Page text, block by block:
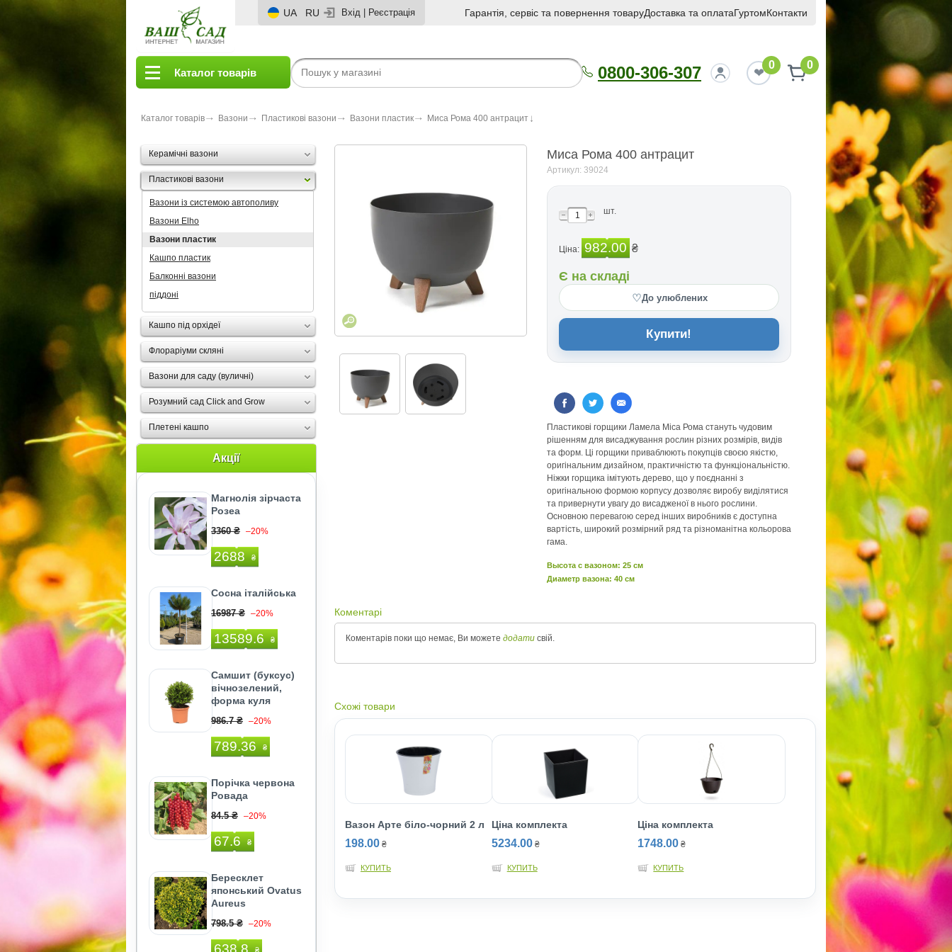
UA RU Вхід Реєстрація Гарантія, сервіс та повернення товаруДоставка та оплатаГуртомКонтакти
Каталог товарів 0800-306-307 0 0
Каталог товарів Вазони Пластикові вазони Вазони пластик Миса Рома 400 антрацит
Керамічні вазони
Пластикові вазони
Вазони із системою автополиву
Вазони Elho
Вазони пластик
Кашпо пластик
Балконні вазони
піддоні
Кашпо під орхідеї
Флораріуми скляні
Вазони для саду (вуличні)
Розумний сад Click and Grow
Плетені кашпо
Акції
Магнолія зірчаста
Розеа
3360 ₴ –20%
2688 ₴
Сосна італійська
16987 ₴ –20%
13589.6 ₴
Самшит (буксус)
вічнозелений,
форма куля
986.7 ₴ –20%
789.36 ₴
Порічка червона
Ровада
84.5 ₴ –20%
67.6 ₴
Бересклет
японський Ovatus
Aureus
798.5 ₴ –20%
638.8 ₴
Миса Рома 400 антрацит
Артикул: 39024
шт.
Ціна: 982.00 ₴
Є на складі
♡До улюблених
Купити!
Пластикові горщики Ламела Міса Рома стануть чудовим
рішенням для висаджування рослин різних розмірів, видів
та форм. Ці горщики приваблюють покупців своєю якістю,
оригінальним дизайном, практичністю та функціональністю.
Ніжки горщика імітують дерево, що у поєднанні з
оригінальною формою корпусу дозволяє виробу виділятися
та привернути увагу до висадженої в нього рослини.
Основною перевагою серед інших виробників є доступна
вартість, широкий розмірний ряд та різноманітна кольорова
гама.
Высота c вазоном: 25 см
Диаметр вазона: 40 см
Коментарі
Коментарів поки що немає, Ви можете додати свій.
Схожі товари
Вазон Арте біло-чорний 2 л
198.00 ₴
КУПИТЬ
Ціна комплекта
5234.00 ₴
КУПИТЬ
Ціна комплекта
1748.00 ₴
КУПИТЬ